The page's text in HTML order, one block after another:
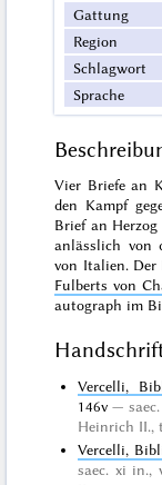
Gattung
Region
Schlagwort
Sprache
Vier Briefe an
den Kampf
Brief an
anlässlich von
von Italien.
Fulberts von
autograph im
Vercelli,
146v
Heinrich II.,
Vercelli,
saec. xi in.,